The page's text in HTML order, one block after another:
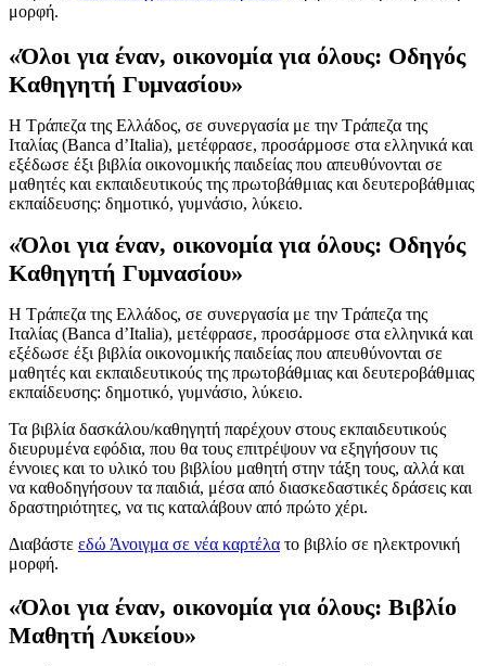
μορφή.
«Όλοι για έναν, οικονομία για όλους: Οδηγός
Καθηγητή Γυμνασίου»
Η Τράπεζα της Ελλάδος, σε συνεργασία με την Τράπεζα της
Ιταλίας (Banca d’Italia), μετέφρασε, προσάρμοσε στα ελληνικά και
εξέδωσε έξι βιβλία οικονομικής παιδείας που απευθύνονται σε
μαθητές και εκπαιδευτικούς της πρωτοβάθμιας και δευτεροβάθμιας
εκπαίδευσης: δημοτικό, γυμνάσιο, λύκειο.
«Όλοι για έναν, οικονομία για όλους: Οδηγός
Καθηγητή Γυμνασίου»
Η Τράπεζα της Ελλάδος, σε συνεργασία με την Τράπεζα της
Ιταλίας (Banca d’Italia), μετέφρασε, προσάρμοσε στα ελληνικά και
εξέδωσε έξι βιβλία οικονομικής παιδείας που απευθύνονται σε
μαθητές και εκπαιδευτικούς της πρωτοβάθμιας και δευτεροβάθμιας
εκπαίδευσης: δημοτικό, γυμνάσιο, λύκειο.
Τα βιβλία δασκάλου/καθηγητή παρέχουν στους εκπαιδευτικούς
διευρυμένα εφόδια, που θα τους επιτρέψουν να εξηγήσουν τις
έννοιες και το υλικό του βιβλίου μαθητή στην τάξη τους, αλλά και
να καθοδηγήσουν τα παιδιά, μέσα από διασκεδαστικές δράσεις και
δραστηριότητες, να τις καταλάβουν από πρώτο χέρι.
Διαβάστε εδώ Άνοιγμα σε νέα καρτέλα το βιβλίο σε ηλεκτρονική
μορφή.
«Όλοι για έναν, οικονομία για όλους: Βιβλίο
Μαθητή Λυκείου»